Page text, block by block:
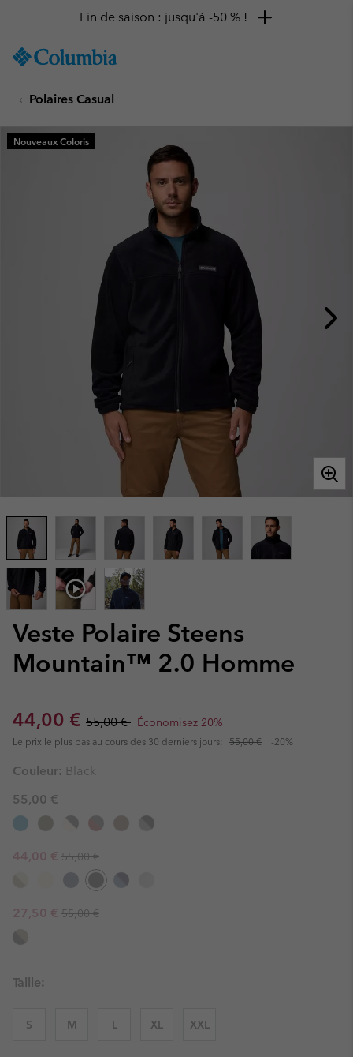
TO
SKIP
MAIN
NAV
Fin de saison : jusqu'à -50 % !
Polaires Casual
Veste Polaire Steens
Mountain™ 2.0 Homme
Sale price:
44,00 € Regular price:
55,00 € Économisez 20%
Le prix le plus bas au cours des 30 derniers jours: 55,00 € -20%
Nouveaux Coloris
Couleur: Black
55,00 €
Sale price:
44,00 € Regular price:
55,00 €
Sale price:
27,50 € Regular price:
55,00 €
Taille:
S M L XL XXL